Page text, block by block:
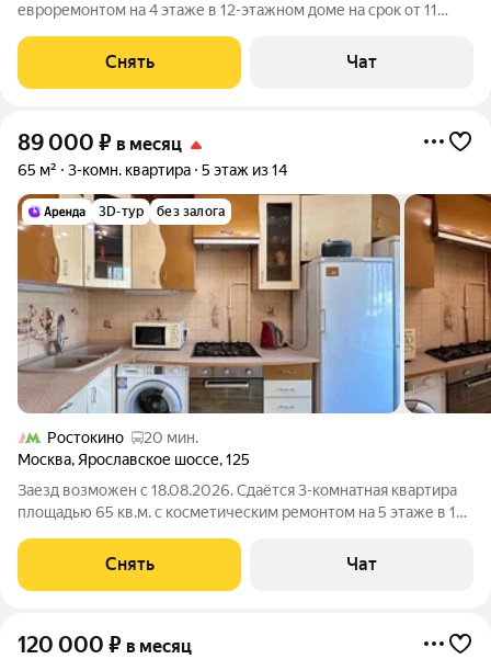
евроремонтом на 4 этаже в 12-этажном доме на срок от 11
Стиральная машина Холодильник Кондиционер
Микроволновка Дом - кирпичный, окна выходят во
Снять Чат
89 000 ₽ в месяц
65 м² 3-комн. квартира 5 этаж из 14
3D-тур без залога
Ростокино
20 мин.
Москва, Ярославское шоссе,125
Заезд возможен с 18.08.2026. Сдаётся 3-комнатная квартира
площадью 65 кв.м. с косметическим ремонтом на 5 этаже в 14-
Посудомоечная машина
Снять Чат
120 000 ₽ в месяц